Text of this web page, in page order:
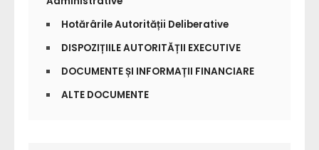
Hotărârile Autorității Deliberative
DISPOZIȚIILE AUTORITĂȚII EXECUTIVE
DOCUMENTE ȘI INFORMAȚII FINANCIARE
ALTE DOCUMENTE